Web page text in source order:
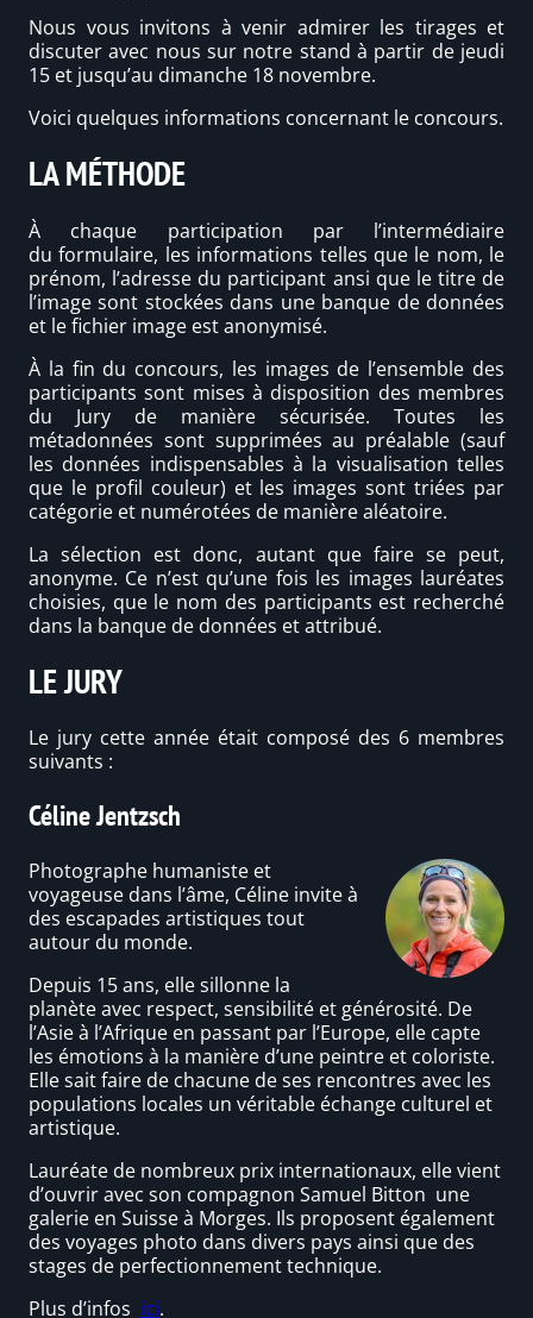
Nous vous invitons à venir admirer les tirages et
discuter avec nous sur notre stand à partir de jeudi
15 et jusqu’au dimanche 18 novembre.
Voici quelques informations concernant le concours.
LA MÉTHODE
À chaque participation par l’intermédiaire
du formulaire, les informations telles que le nom, le
prénom, l’adresse du participant ansi que le titre de
l’image sont stockées dans une banque de données
et le fichier image est anonymisé.
À la fin du concours, les images de l’ensemble des
participants sont mises à disposition des membres
du Jury de manière sécurisée. Toutes les
métadonnées sont supprimées au préalable (sauf
les données indispensables à la visualisation telles
que le profil couleur) et les images sont triées par
catégorie et numérotées de manière aléatoire.
La sélection est donc, autant que faire se peut,
anonyme. Ce n’est qu’une fois les images lauréates
choisies, que le nom des participants est recherché
dans la banque de données et attribué.
LE JURY
Le jury cette année était composé des 6 membres
suivants :
Céline Jentzsch
Photographe humaniste et
voyageuse dans l’âme, Céline invite à
des escapades artistiques tout
autour du monde.
Depuis 15 ans, elle sillonne la
planète avec respect, sensibilité et générosité. De
l’Asie à l’Afrique en passant par l’Europe, elle capte
les émotions à la manière d’une peintre et coloriste.
Elle sait faire de chacune de ses rencontres avec les
populations locales un véritable échange culturel et
artistique.
Lauréate de nombreux prix internationaux, elle vient
d’ouvrir avec son compagnon Samuel Bitton une
galerie en Suisse à Morges. Ils proposent également
des voyages photo dans divers pays ainsi que des
stages de perfectionnement technique.
Plus d’infos ici.